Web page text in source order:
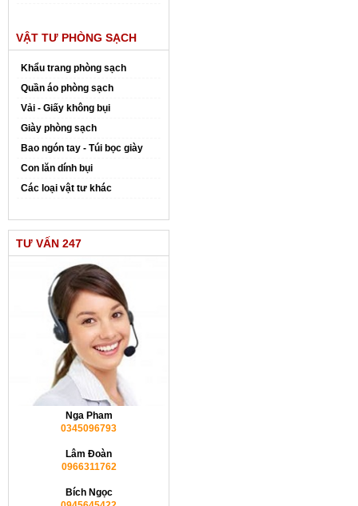
VẬT TƯ PHÒNG SẠCH
Khẩu trang phòng sạch
Quần áo phòng sạch
Vải - Giấy không bụi
Giày phòng sạch
Bao ngón tay - Túi bọc giày
Con lăn dính bụi
Các loại vật tư khác
TƯ VẤN 247
Nga Pham
0345096793
Lâm Đoàn
0966311762
Bích Ngọc